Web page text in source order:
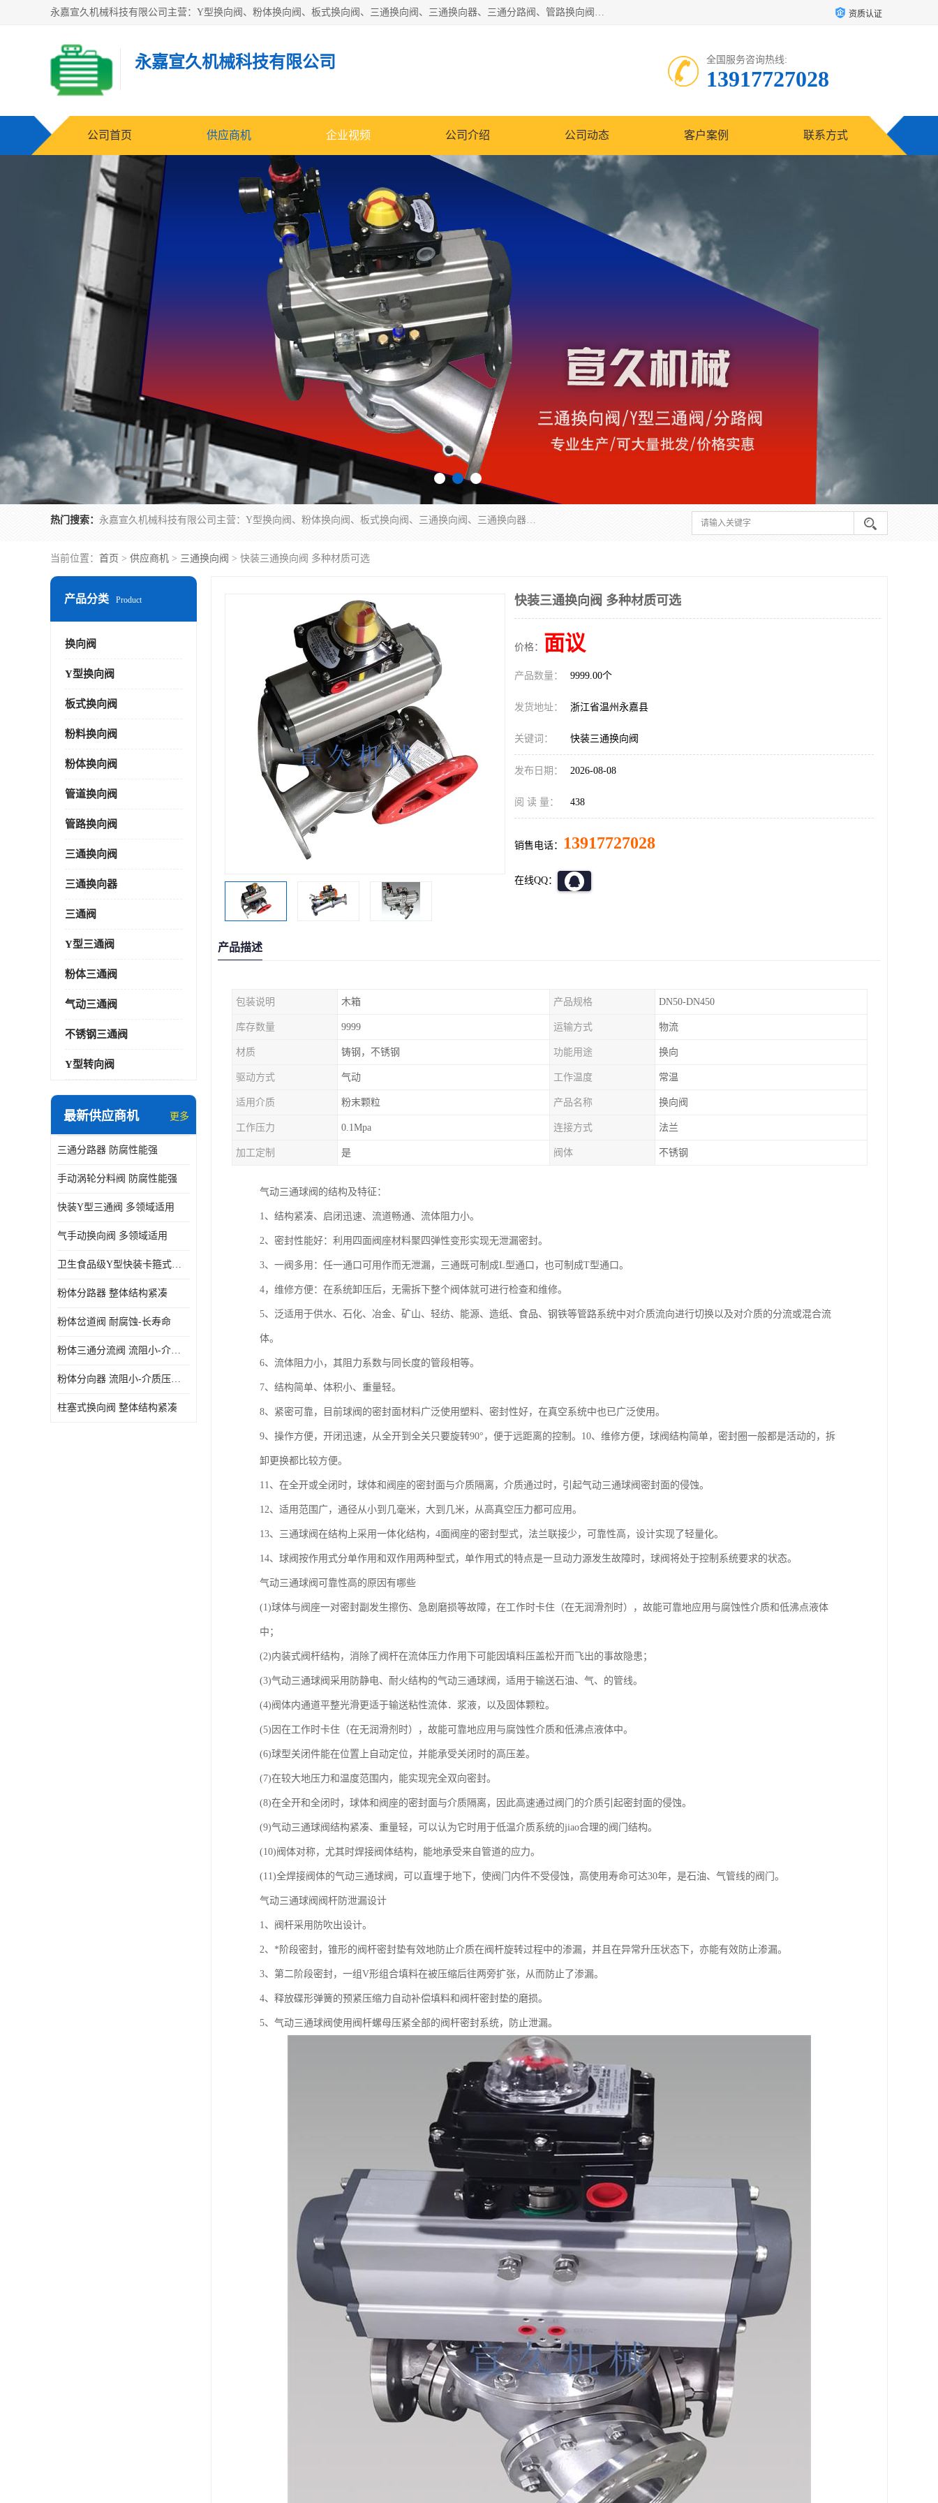
永嘉宣久机械科技有限公司主营：Y型换向阀、粉体换向阀、板式换向阀、三通换向阀、三通换向器、三通分路阀、管路换向阀等产品及服务。 资质认证
永嘉宣久机械科技有限公司 全国服务咨询热线:
13917727028
公司首页 供应商机 企业视频 公司介绍 公司动态 客户案例 联系方式
热门搜索： 永嘉宣久机械科技有限公司主营：Y型换向阀、粉体换向阀、板式换向阀、三通换向阀、三通换向器、三通分路阀、管路换向阀等产品及服务。
当前位置： 首页 > 供应商机 > 三通换向阀 > 快装三通换向阀 多种材质可选
产品分类 Product
换向阀
Y型换向阀
板式换向阀
粉料换向阀
粉体换向阀
管道换向阀
管路换向阀
三通换向阀
三通换向器
三通阀
Y型三通阀
粉体三通阀
气动三通阀
不锈钢三通阀
Y型转向阀
最新供应商机 更多
三通分路器 防腐性能强
手动涡轮分料阀 防腐性能强
快装Y型三通阀 多领域适用
气手动换向阀 多领域适用
卫生食品级Y型快装卡箍式分路阀 结构坚固-不易变形
粉体分路器 整体结构紧凑
粉体岔道阀 耐腐蚀-长寿命
粉体三通分流阀 流阻小-介质压力损失少
粉体分向器 流阻小-介质压力损失少
柱塞式换向阀 整体结构紧凑
快装三通换向阀 多种材质可选
价格： 面议
产品数量： 9999.00个
发货地址： 浙江省温州永嘉县
关键词： 快装三通换向阀
发布日期： 2026-08-08
阅 读 量： 438
销售电话： 13917727028
在线QQ：
产品描述
包装说明 木箱 产品规格 DN50-DN450
库存数量 9999 运输方式 物流
材质 铸钢，不锈钢 功能用途 换向
驱动方式 气动 工作温度 常温
适用介质 粉末颗粒 产品名称 换向阀
工作压力 0.1Mpa 连接方式 法兰
加工定制 是 阀体 不锈钢
气动三通球阀的结构及特征：
1、结构紧凑、启闭迅速、流道畅通、流体阻力小。
2、密封性能好：利用四面阀座材料聚四弹性变形实现无泄漏密封。
3、一阀多用：任一通口可用作而无泄漏，三通既可制成L型通口，也可制成T型通口。
4，维修方便：在系统卸压后，无需拆下整个阀体就可进行检查和维修。
5、泛适用于供水、石化、冶金、矿山、轻纺、能源、造纸、食品、钢铁等管路系统中对介质流向进行切换以及对介质的分流或混合流
体。
6、流体阻力小，其阻力系数与同长度的管段相等。
7、结构简单、体积小、重量轻。
8、紧密可靠，目前球阀的密封面材料广泛使用塑料、密封性好，在真空系统中也已广泛使用。
9、操作方便，开闭迅速，从全开到全关只要旋转90°，便于远距离的控制。10、维修方便，球阀结构简单，密封圈一般都是活动的，拆
卸更换都比较方便。
11、在全开或全闭时，球体和阀座的密封面与介质隔离，介质通过时，引起气动三通球阀密封面的侵蚀。
12、适用范围广，通径从小到几毫米，大到几米，从高真空压力都可应用。
13、三通球阀在结构上采用一体化结构，4面阀座的密封型式，法兰联接少，可靠性高，设计实现了轻量化。
14、球阀按作用式分单作用和双作用两种型式，单作用式的特点是一旦动力源发生故障时，球阀将处于控制系统要求的状态。
气动三通球阀可靠性高的原因有哪些
(1)球体与阀座一对密封副发生擦伤、急剧磨损等故障，在工作时卡住（在无润滑剂时），故能可靠地应用与腐蚀性介质和低沸点液体
中；
(2)内装式阀杆结构，消除了阀杆在流体压力作用下可能因填料压盖松开而飞出的事故隐患；
(3)气动三通球阀采用防静电、耐火结构的气动三通球阀，适用于输送石油、气、的管线。
(4)阀体内通道平整光滑更适于输送粘性流体．浆液，以及固体颗粒。
(5)因在工作时卡住（在无润滑剂时），故能可靠地应用与腐蚀性介质和低沸点液体中。
(6)球型关闭件能在位置上自动定位，并能承受关闭时的高压差。
(7)在较大地压力和温度范围内，能实现完全双向密封。
(8)在全开和全闭时，球体和阀座的密封面与介质隔离，因此高速通过阀门的介质引起密封面的侵蚀。
(9)气动三通球阀结构紧凑、重量轻，可以认为它时用于低温介质系统的jiao合理的阀门结构。
(10)阀体对称，尤其时焊接阀体结构，能地承受来自管道的应力。
(11)全焊接阀体的气动三通球阀，可以直埋于地下，使阀门内件不受侵蚀，高使用寿命可达30年，是石油、气管线的阀门。
气动三通球阀阀杆防泄漏设计
1、阀杆采用防吹出设计。
2、*阶段密封，锥形的阀杆密封垫有效地防止介质在阀杆旋转过程中的渗漏，并且在异常升压状态下，亦能有效防止渗漏。
3、第二阶段密封，一组V形组合填料在被压缩后往两旁扩张，从而防止了渗漏。
4、释放碟形弹簧的预紧压缩力自动补偿填料和阀杆密封垫的磨损。
5、气动三通球阀使用阀杆螺母压紧全部的阀杆密封系统，防止泄漏。